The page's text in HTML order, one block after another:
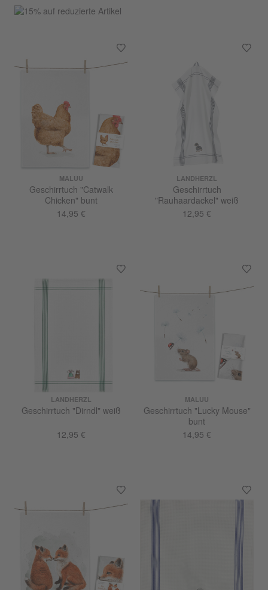
MALUU
Geschirrtuch "Catwalk
Chicken" bunt
14,95 €
LANDHERZL
Geschirrtuch
"Rauhaardackel" weiß
12,95 €
LANDHERZL
Geschirrtuch "Dirndl" weiß
12,95 €
MALUU
Geschirrtuch "Lucky Mouse"
bunt
14,95 €